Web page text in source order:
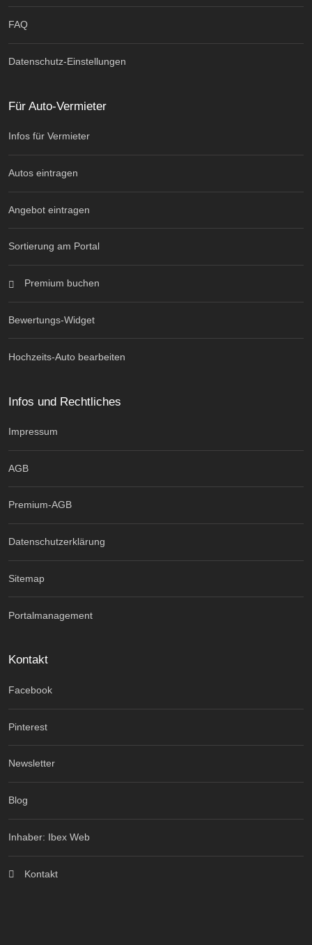
FAQ
Datenschutz-Einstellungen
Für Auto-Vermieter
Infos für Vermieter
Autos eintragen
Angebot eintragen
Sortierung am Portal
Premium buchen
Bewertungs-Widget
Hochzeits-Auto bearbeiten
Infos und Rechtliches
Impressum
AGB
Premium-AGB
Datenschutzerklärung
Sitemap
Portalmanagement
Kontakt
Facebook
Pinterest
Newsletter
Blog
Inhaber: Ibex Web
Kontakt